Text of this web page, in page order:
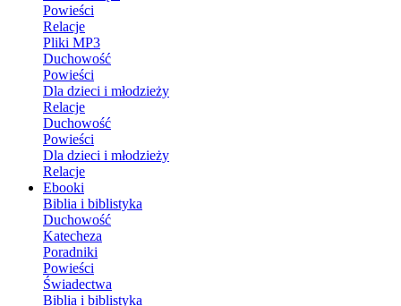
Powieści
Relacje
Pliki MP3
Duchowość
Powieści
Dla dzieci i młodzieży
Relacje
Duchowość
Powieści
Dla dzieci i młodzieży
Relacje
Ebooki
Biblia i biblistyka
Duchowość
Katecheza
Poradniki
Powieści
Świadectwa
Biblia i biblistyka